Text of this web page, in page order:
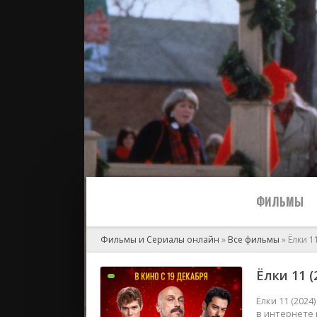
ФИЛЬМЫ
2024
Фильмы и Сериалы онлайн » Все фильмы » Ёлки 11
Ёлки 11
Ёлки 11
в интернете